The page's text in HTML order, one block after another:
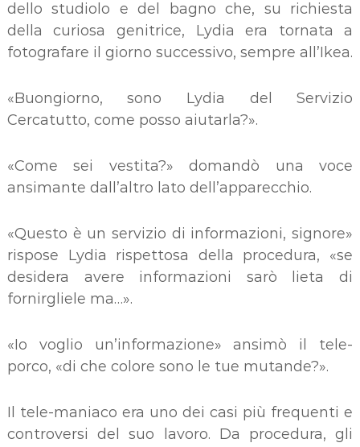
dello studiolo e del bagno che, su richiesta
della curiosa genitrice, Lydia era tornata a
fotografare il giorno successivo, sempre all’Ikea.
«Buongiorno, sono Lydia del Servizio
Cercatutto, come posso aiutarla?».
«Come sei vestita?» domandò una voce
ansimante dall’altro lato dell’apparecchio.
«Questo è un servizio di informazioni, signore»
rispose Lydia rispettosa della procedura, «se
desidera avere informazioni sarò lieta di
fornirgliele ma…».
«Io voglio un’informazione» ansimò il tele-
porco, «di che colore sono le tue mutande?».
Il tele-maniaco era uno dei casi più frequenti e
controversi del suo lavoro. Da procedura, gli